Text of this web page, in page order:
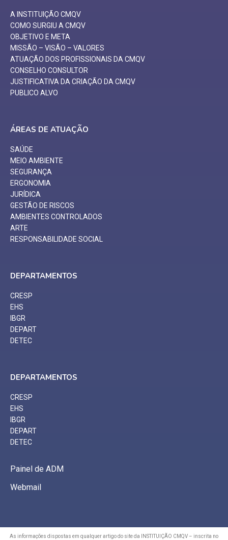
A INSTITUIÇÃO CMQV
COMO SURGIU A CMQV
OBJETIVO E META
MISSÃO – VISÃO – VALORES
ATUAÇÃO DOS PROFISSIONAIS DA CMQV
CONSELHO CONSULTOR
JUSTIFICATIVA DA CRIAÇÃO DA CMQV
PUBLICO ALVO
ÁREAS DE ATUAÇÃO
SAÚDE
MEIO AMBIENTE
SEGURANÇA
ERGONOMIA
JURÍDICA
GESTÃO DE RISCOS
AMBIENTES CONTROLADOS
ARTE
RESPONSABILIDADE SOCIAL
DEPARTAMENTOS
CRESP
EHS
IBGR
DEPART
DETEC
DEPARTAMENTOS
CRESP
EHS
IBGR
DEPART
DETEC
Painel de ADM
Webmail
As informações dispostas em qualquer artigo do site da INSTITUIÇÃO CMQV – inscrita no